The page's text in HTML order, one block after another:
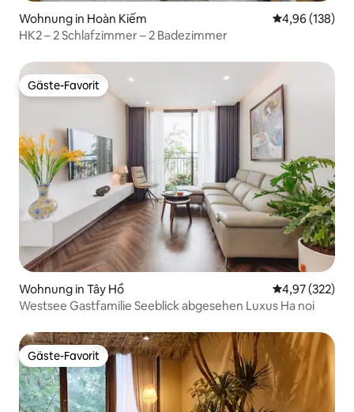
Wohnung in Hoàn Kiếm
4,96 (138)
HK2 – 2 Schlafzimmer – 2 Badezimmer
Gäste-Favorit
Gäste-Favorit
Wohnung in Tây Hồ
4,97 (322)
Westsee Gastfamilie Seeblick abgesehen Luxus Ha noi
Gäste-Favorit
Gäste-Favorit